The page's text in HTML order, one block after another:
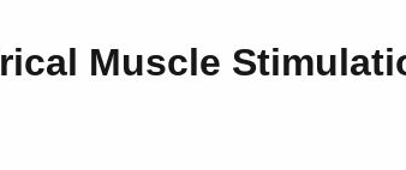
Muscle